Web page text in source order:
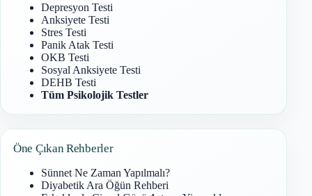
Depresyon Testi
Anksiyete Testi
Stres Testi
Panik Atak Testi
OKB Testi
Sosyal Anksiyete Testi
DEHB Testi
Tüm Psikolojik Testler
Öne Çıkan Rehberler
Sünnet Ne Zaman Yapılmalı?
Diyabetik Ara Öğün Rehberi